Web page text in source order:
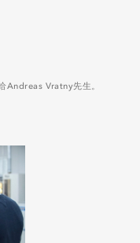
Vratny先生。